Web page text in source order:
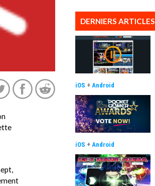
DERNIERS ARTICLES
iOS + Android
iOS + Android